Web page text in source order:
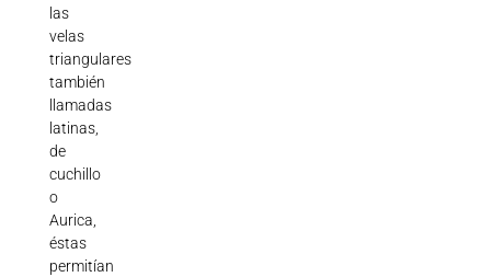
las
velas
triangulares
también
llamadas
latinas,
de
cuchillo
o
Aurica,
éstas
permitían